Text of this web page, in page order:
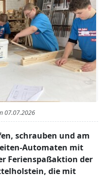
07.07.2026
schrauben und am
Automaten mit
Ferienspaßaktion der
die mit